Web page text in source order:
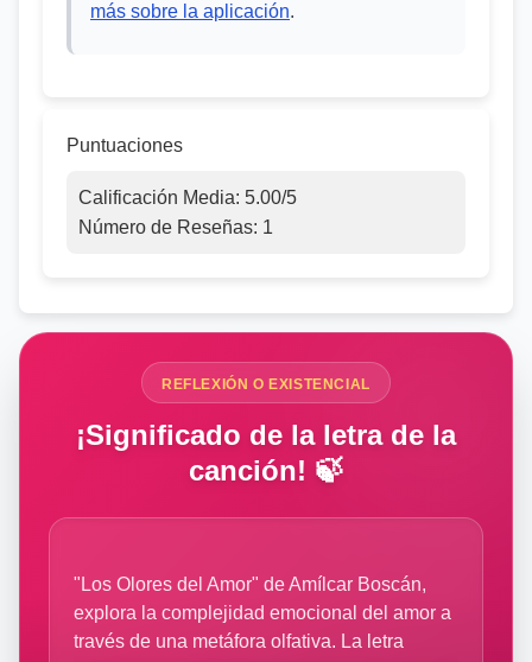
más sobre la aplicación.
Puntuaciones
Calificación Media: 5.00/5
Número de Reseñas: 1
REFLEXIÓN O EXISTENCIAL
¡Significado de la letra de la
canción! 🍃
"Los Olores del Amor" de Amílcar Boscán,
explora la complejidad emocional del amor a
través de una metáfora olfativa. La letra